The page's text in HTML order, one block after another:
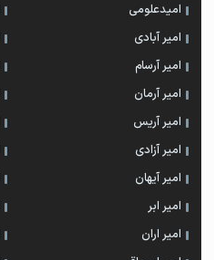
امیدعلومی
امیر آبادی
امیر آرسام
امیر آرمان
امیر آریس
امیر آزادی
امیر آیهان
امیر ابر
امیر اران